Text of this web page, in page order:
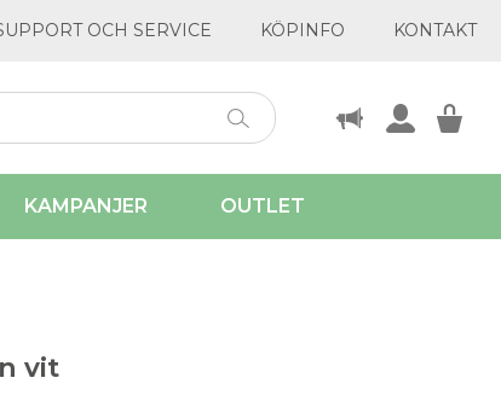
OCH SERVICE KÖPINFO KONTAKT
KAMPANJER OUTLET
vit